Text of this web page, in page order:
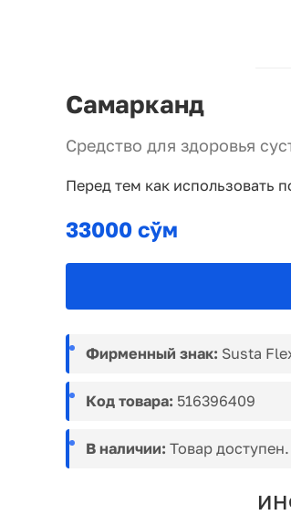
Самарканд
Средство для здоровья
Перед тем как использовать
33000 сўм
Фирменный знак: Susta
Код товара: 516396409
В наличии: Товар